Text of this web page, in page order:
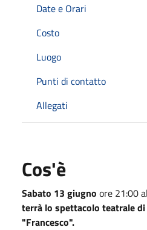
Date e Orari
Costo
Luogo
Punti di contatto
Allegati
Cos'è
Sabato 13 giugno ore 21:00
terrà lo spettacolo teatrale di
"Francesco".